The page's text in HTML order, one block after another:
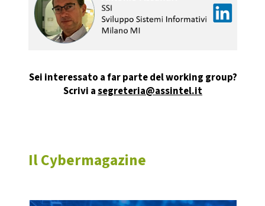
Sei interessato a far parte del working group?
Scrivi asegreteria@assintel.it
Il Cybermagazine